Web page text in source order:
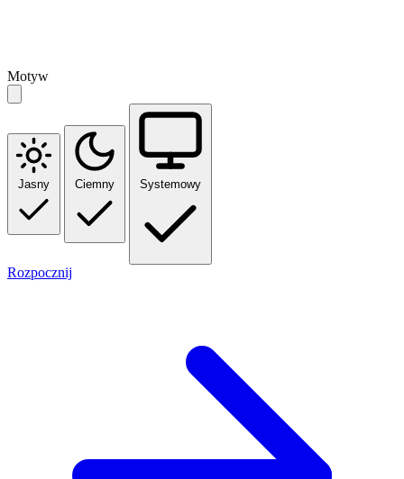
Motyw
Jasny Ciemny Systemowy
Rozpocznij